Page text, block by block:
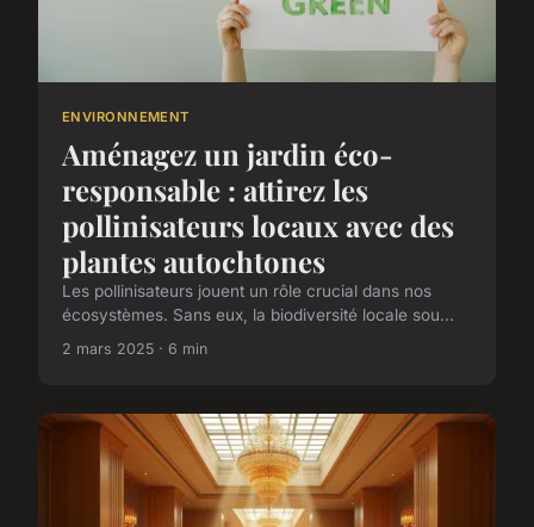
ENVIRONNEMENT
Aménagez un jardin éco-
responsable : attirez les
pollinisateurs locaux avec des
plantes autochtones
Les pollinisateurs jouent un rôle crucial dans nos
écosystèmes. Sans eux, la biodiversité locale sou...
2 mars 2025 · 6 min